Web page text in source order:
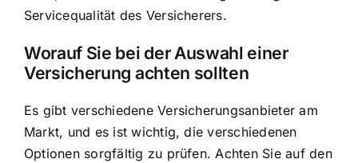
Servicequalität des Versicherers.
Worauf Sie bei der Auswahl einer
Versicherung achten sollten
Es gibt verschiedene Versicherungsanbieter am
Markt, und es ist wichtig, die verschiedenen
Optionen sorgfältig zu prüfen. Achten Sie auf den